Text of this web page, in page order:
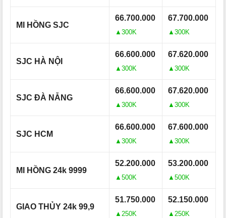
MI HỒNG SJC
66.700.000
▲300K
67.700.000
▲300K
SJC HÀ NỘI
66.600.000
▲300K
67.620.000
▲300K
SJC ĐÀ NẴNG
66.600.000
▲300K
67.620.000
▲300K
SJC HCM
66.600.000
▲300K
67.600.000
▲300K
MI HỒNG 24k 9999
52.200.000
▲500K
53.200.000
▲500K
GIAO THỦY 24k 99,9
51.750.000
▲250K
52.150.000
▲250K